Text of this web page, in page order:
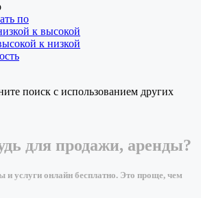
по
к высокой
к низкой
поиск с использованием других
для продажи, аренды?
услуги онлайн бесплатно. Это проще, чем